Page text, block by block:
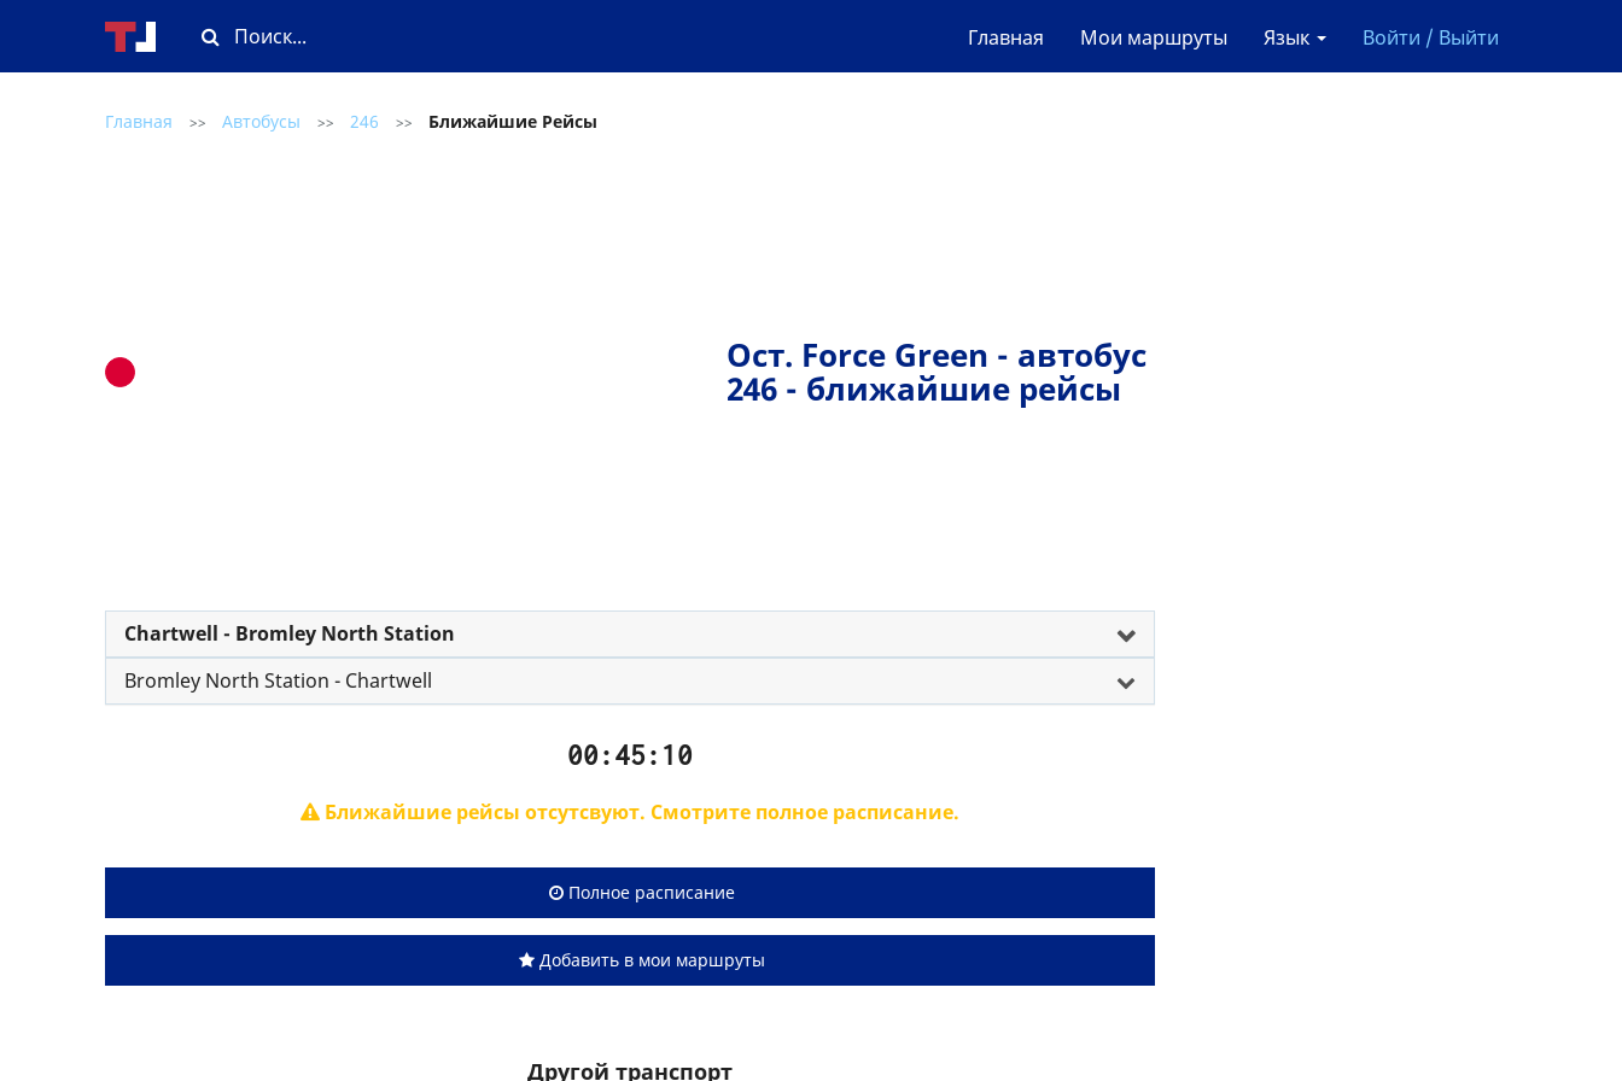
Главная Мои маршруты Язык Войти / Выйти
Главная >> Автобусы >> 246 >> Ближайшие Рейсы
Ост. Force Green - автобус
246 - ближайшие рейсы
Chartwell - Bromley North Station
Bromley North Station - Chartwell
00:45:10
Ближайшие рейсы отсутсвуют. Смотрите полное расписание.
Полное расписание
Добавить в мои маршруты
Другой транспорт